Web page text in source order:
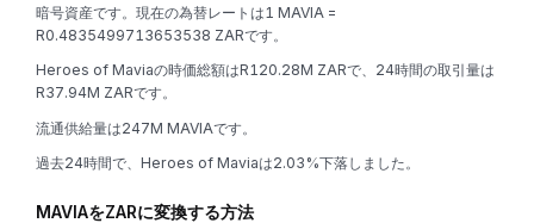
暗号資産です。現在の為替レートは1 MAVIA =
R0.4835499713653538 ZARです。
Heroes of Maviaの時価総額はR120.28M ZARで、24時間の取引量は
R37.94M ZARです。
流通供給量は247M MAVIAです。
過去24時間で、Heroes of Maviaは2.03%下落しました。
MAVIAをZARに変換する方法